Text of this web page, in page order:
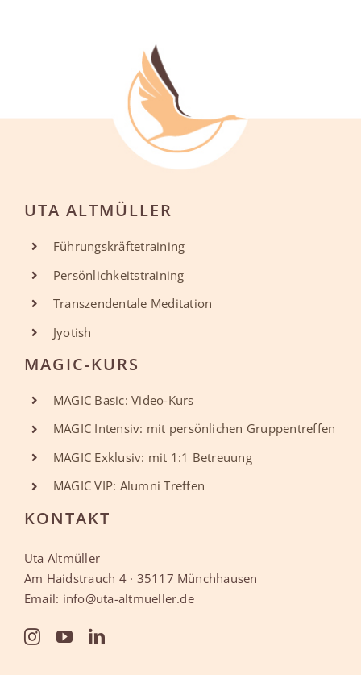
UTA ALTMÜLLER
Führungskräftetraining
Persönlichkeitstraining
Transzendentale Meditation
Jyotish
MAGIC-KURS
MAGIC Basic: Video-Kurs
MAGIC Intensiv: mit persönlichen Gruppentreffen
MAGIC Exklusiv: mit 1:1 Betreuung
MAGIC VIP: Alumni Treffen
KONTAKT
Uta Altmüller
Am Haidstrauch 4 · 35117 Münchhausen
Email: info@uta-altmueller.de